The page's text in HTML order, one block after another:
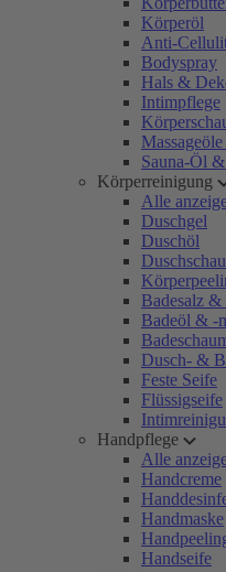
Körperöl
Anti-
Bodyspray
Hals &
Intimpflege
Sauna-Öl
Körperreinigung
Alle
Duschgel
Duschöl
Badesalz &
Badeöl & -
Dusch- &
Feste Seife
Flüssigseife
Handpflege
Alle
Handcreme
Handmaske
Handseife